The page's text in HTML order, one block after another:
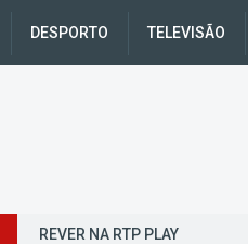
DESPORTO TELEVISÃO
REVER NA RTP PLAY